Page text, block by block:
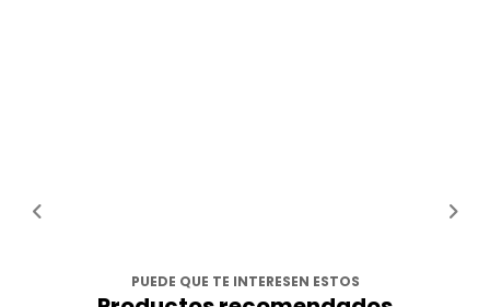
PUEDE QUE TE INTERESEN ESTOS